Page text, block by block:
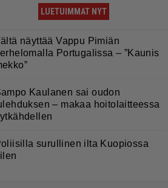
LUETUIMMAT NYT
näyttää Vappu Pimiän
Portugalissa – ”Kaunis
Kaulanen sai oudon
– makaa hoitolaitteessa
surullinen ilta Kuopiossa